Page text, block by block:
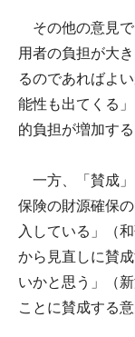
その他の意見で
用者の負担が大
るのであればよ
能性も出てくる
的負担が増加す
一方、「賛成」
保険の財源確保
入している」（
から見直しに賛
いかと思う」（
ことに賛成する